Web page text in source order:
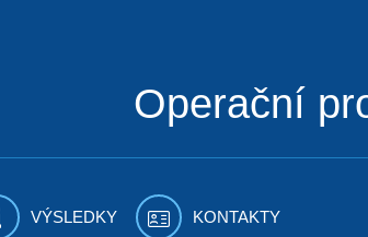
Operační
VÝSLEDKY KONTAKTY